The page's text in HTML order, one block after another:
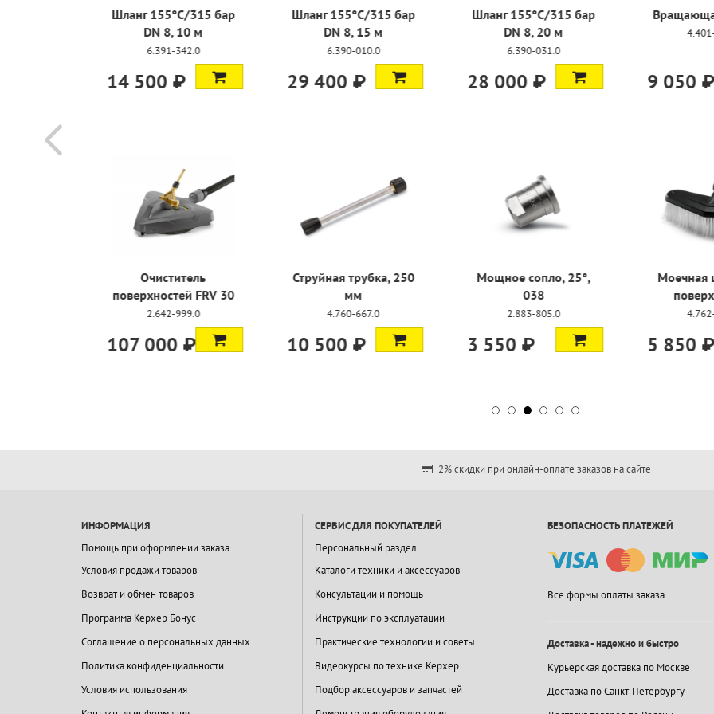
Шланг 155°C/315 бар
DN 8, 15 м
6.390-010.0
29 400 ₽
Шланг 155°C/315 бар
DN 8, 20 м
6.390-031.0
28 000 ₽
Вращающаяся муфта
4.401-091.0
9 050 ₽
Муфта
1 700 ₽
Струйная трубка, 250
мм
4.760-667.0
10 500 ₽
Мощное сопло, 25°,
038
2.883-805.0
3 550 ₽
Моечная щетка для
поверхностей
4.762-497.0
5 850 ₽
Шланг
DN
50 000
2% скидки при онлайн-оплате заказов на сайте
ИНФОРМАЦИЯ
Помощь при оформлении заказа
Условия продажи товаров
Возврат и обмен товаров
Программа Керхер Бонус
Соглашение о персональных данных
Политика конфиденциальности
Условия использования
СЕРВИС ДЛЯ ПОКУПАТЕЛЕЙ
Персональный раздел
Каталоги техники и аксессуаров
Консультации и помощь
Инструкции по эксплуатации
Практические технологии и советы
Видеокурсы по технике Керхер
Подбор аксессуаров и запчастей
БЕЗОПАСНОСТЬ ПЛАТЕЖЕЙ
Все формы оплаты заказа
Доставка - надежно и быстро
Курьерская доставка по Москве
Доставка по Санкт-Петербургу